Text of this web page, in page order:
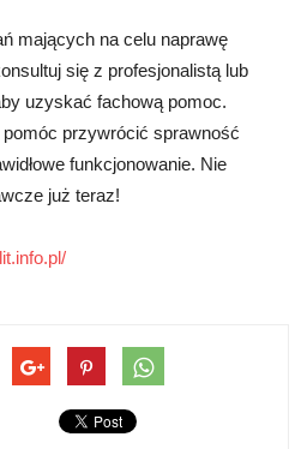
mających na celu naprawę
się z profesjonalistą lub
uzyskać fachową pomoc.
pomóc przywrócić sprawność
funkcjonowanie. Nie
już teraz!